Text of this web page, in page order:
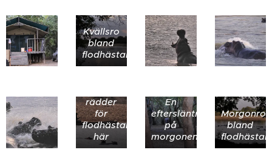
Kvällsro
bland
flodhästarna
rädder
för
flodhästar
här
En
eftersläntrare
på
morgonen
Morgonro
bland